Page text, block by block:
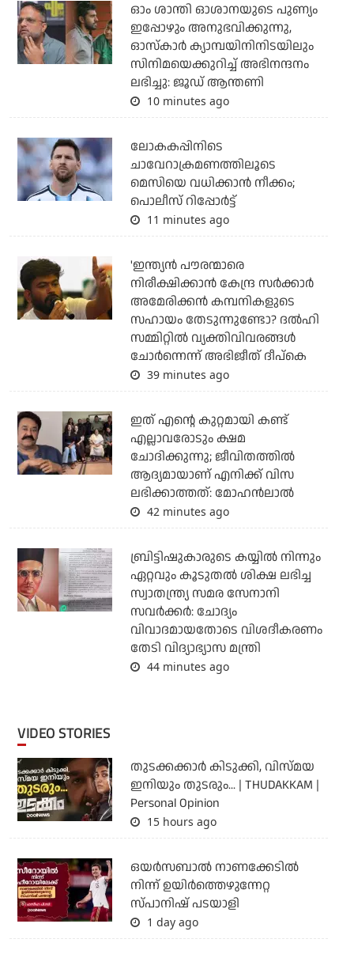
ഓം ശാന്തി ഓശാനയുടെ പുണ്യം
ഇപ്പോഴും അനുഭവിക്കുന്നു,
ഓസ്കാർ ക്യാമ്പയിനിനിടയിലും
സിനിമയെക്കുറിച്ച് അഭിനന്ദനം
ലഭിച്ചു: ജൂഡ് ആന്തണി
10 minutes ago
ലോകകപ്പിനിടെ
ചാവേറാക്രമണത്തിലൂടെ
മെസിയെ വധിക്കാന്‍ നീക്കം;
പൊലീസ് റിപ്പോര്‍ട്ട്
11 minutes ago
'ഇന്ത്യന്‍ പൗരന്മാരെ
നിരീക്ഷിക്കാന്‍ കേന്ദ്ര സര്‍ക്കാര്‍
അമേരിക്കന്‍ കമ്പനികളുടെ
സഹായം തേടുന്നുണ്ടോ? ദല്‍ഹി
സമ്മിറ്റില്‍ വ്യക്തിവിവരങ്ങള്‍
ചോര്‍ന്നെന്ന് അഭിജീത് ദീപ്‌കെ
39 minutes ago
ഇത് എന്റെ കുറ്റമായി കണ്ട്
എല്ലാവരോടും ക്ഷമ
ചോദിക്കുന്നു; ജീവിതത്തിൽ
ആദ്യമായാണ് എനിക്ക് വിസ
ലഭിക്കാത്തത്: മോഹൻലാൽ
42 minutes ago
ബ്രിട്ടിഷുകാരുടെ കയ്യില്‍ നിന്നും
ഏറ്റവും കൂടുതല്‍ ശിക്ഷ ലഭിച്ച
സ്വാതന്ത്ര്യ സമര സേനാനി
സവര്‍ക്കര്‍: ചോദ്യം
വിവാദമായതോടെ വിശദീകരണം
തേടി വിദ്യാഭ്യാസ മന്ത്രി
44 minutes ago
VIDEO STORIES
തുടക്കക്കാര്‍ കിടുക്കി, വിസ്മയ
ഇനിയും തുടരും... | THUDAKKAM |
Personal Opinion
15 hours ago
ഒയര്‍സബാൽ നാണക്കേടിൽ
നിന്ന് ഉയിർത്തെഴുന്നേറ്റ
സ്പാനിഷ് പടയാളി
1 day ago